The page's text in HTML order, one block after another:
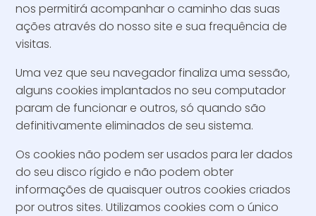
nos permitirá acompanhar o caminho das suas
ações através do nosso site e sua frequência de
visitas.
Uma vez que seu navegador finaliza uma sessão,
alguns cookies implantados no seu computador
param de funcionar e outros, só quando são
definitivamente eliminados de seu sistema.
Os cookies não podem ser usados para ler dados
do seu disco rígido e não podem obter
informações de quaisquer outros cookies criados
por outros sites. Utilizamos cookies com o único